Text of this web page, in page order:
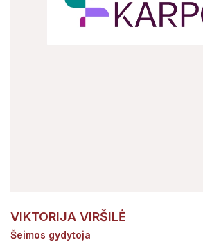
VIKTORIJA VIRŠILĖ
Šeimos gydytoja